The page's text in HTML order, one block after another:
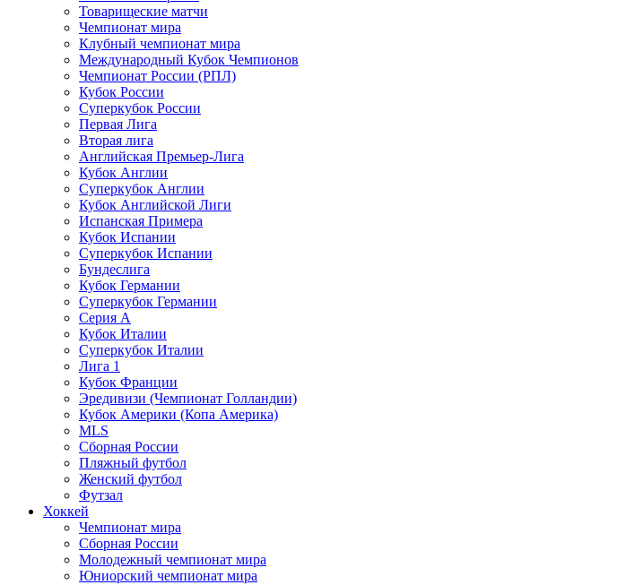
Товарищеские матчи
Чемпионат мира
Клубный чемпионат мира
Международный Кубок Чемпионов
Чемпионат России (РПЛ)
Кубок России
Суперкубок России
Первая Лига
Вторая лига
Английская Премьер-Лига
Кубок Англии
Суперкубок Англии
Кубок Английской Лиги
Испанская Примера
Кубок Испании
Суперкубок Испании
Бундеслига
Кубок Германии
Суперкубок Германии
Серия А
Кубок Италии
Суперкубок Италии
Лига 1
Кубок Франции
Эредивизи (Чемпионат Голландии)
Кубок Америки (Копа Америка)
MLS
Сборная России
Пляжный футбол
Женский футбол
Футзал
Хоккей
Чемпионат мира
Сборная России
Молодежный чемпионат мира
Юниорский чемпионат мира